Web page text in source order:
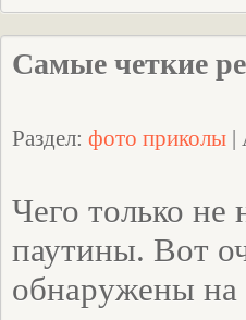
Самые четкие
Раздел: фото приколы |
Чего только
паутины. Вот
обнаружены на